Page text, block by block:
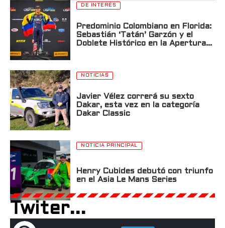
DE INTERÉS
Predominio Colombiano en Florida:
Sebastián ‘Tatán’ Garzón y el
Doblete Histórico en la Apertura
NOTICIAS
Javier Vélez correrá su sexto
Dakar, esta vez en la categoría
Dakar Classic
NOTICIA PRINCIPAL
Henry Cubides debutó con triunfo
en el Asia Le Mans Series
Twiter...